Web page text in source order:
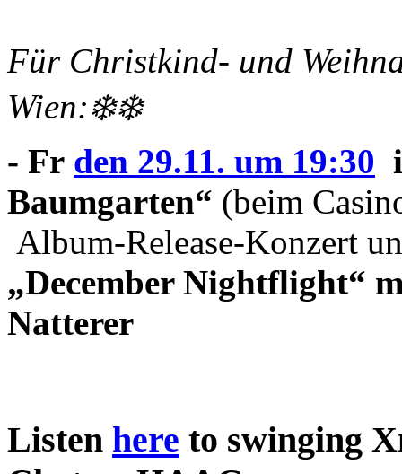
Für Christkind- und
Wien:❄️❄️
- Fr den 29.11. um 19:30
Baumgarten“ (beim
Album-Release-Konzert
„December Nightflight“
Natterer
Listen here to swinging